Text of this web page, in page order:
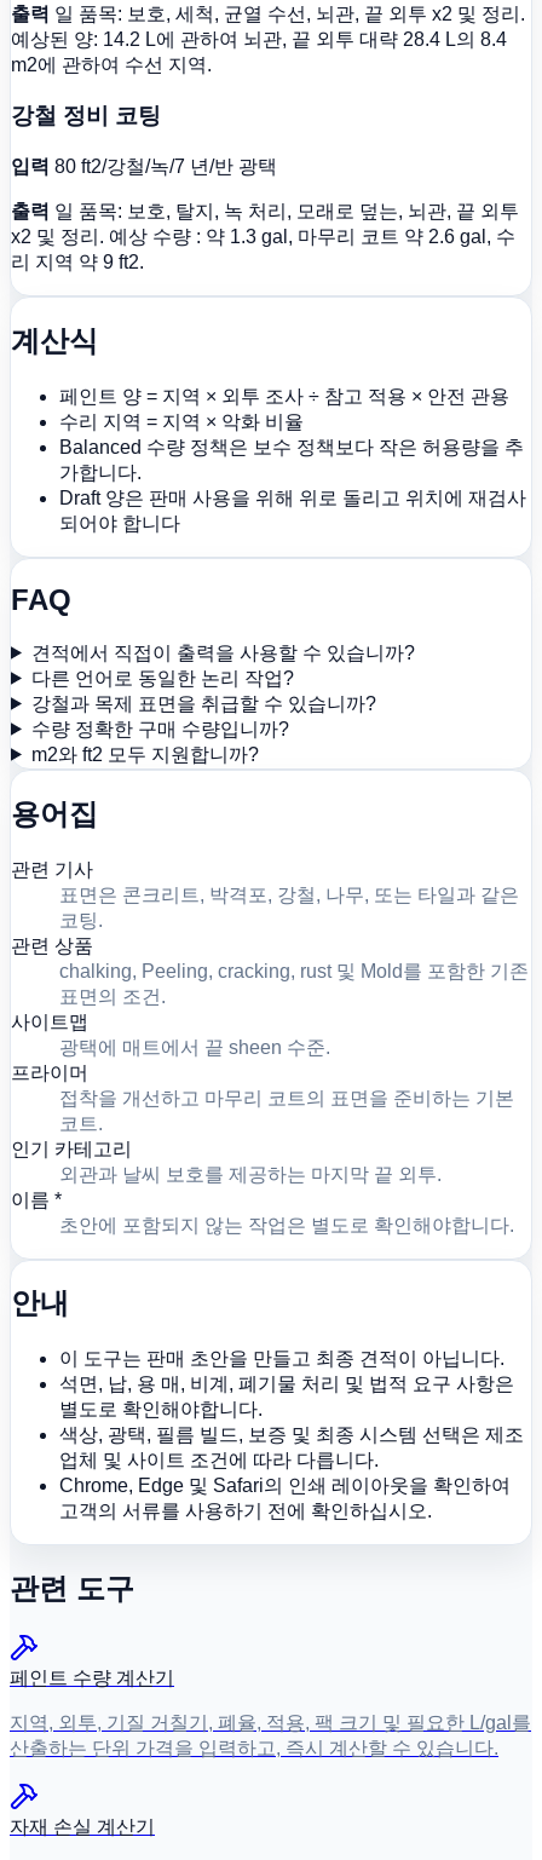
출력 일 품목: 보호, 세척, 균열 수선, 뇌관, 끝 외투 x2 및 정리.
예상된 양: 14.2 L에 관하여 뇌관, 끝 외투 대략 28.4 L의 8.4
m2에 관하여 수선 지역.
강철 정비 코팅
입력 80 ft2/강철/녹/7 년/반 광택
출력 일 품목: 보호, 탈지, 녹 처리, 모래로 덮는, 뇌관, 끝 외투
x2 및 정리. 예상 수량 : 약 1.3 gal, 마무리 코트 약 2.6 gal, 수
리 지역 약 9 ft2.
계산식
페인트 양 = 지역 × 외투 조사 ÷ 참고 적용 × 안전 관용
수리 지역 = 지역 × 악화 비율
Balanced 수량 정책은 보수 정책보다 작은 허용량을 추
가합니다.
Draft 양은 판매 사용을 위해 위로 돌리고 위치에 재검사
되어야 합니다
FAQ
견적에서 직접이 출력을 사용할 수 있습니까?
다른 언어로 동일한 논리 작업?
강철과 목제 표면을 취급할 수 있습니까?
수량 정확한 구매 수량입니까?
m2와 ft2 모두 지원합니까?
용어집
관련 기사
표면은 콘크리트, 박격포, 강철, 나무, 또는 타일과 같은
코팅.
관련 상품
chalking, Peeling, cracking, rust 및 Mold를 포함한 기존
표면의 조건.
사이트맵
광택에 매트에서 끝 sheen 수준.
프라이머
접착을 개선하고 마무리 코트의 표면을 준비하는 기본
코트.
인기 카테고리
외관과 날씨 보호를 제공하는 마지막 끝 외투.
이름 *
초안에 포함되지 않는 작업은 별도로 확인해야합니다.
안내
이 도구는 판매 초안을 만들고 최종 견적이 아닙니다.
석면, 납, 용 매, 비계, 폐기물 처리 및 법적 요구 사항은
별도로 확인해야합니다.
색상, 광택, 필름 빌드, 보증 및 최종 시스템 선택은 제조
업체 및 사이트 조건에 따라 다릅니다.
Chrome, Edge 및 Safari의 인쇄 레이아웃을 확인하여
고객의 서류를 사용하기 전에 확인하십시오.
관련 도구
페인트 수량 계산기
지역, 외투, 기질 거칠기, 폐율, 적용, 팩 크기 및 필요한 L/gal를
산출하는 단위 가격을 입력하고, 즉시 계산할 수 있습니다.
자재 손실 계산기